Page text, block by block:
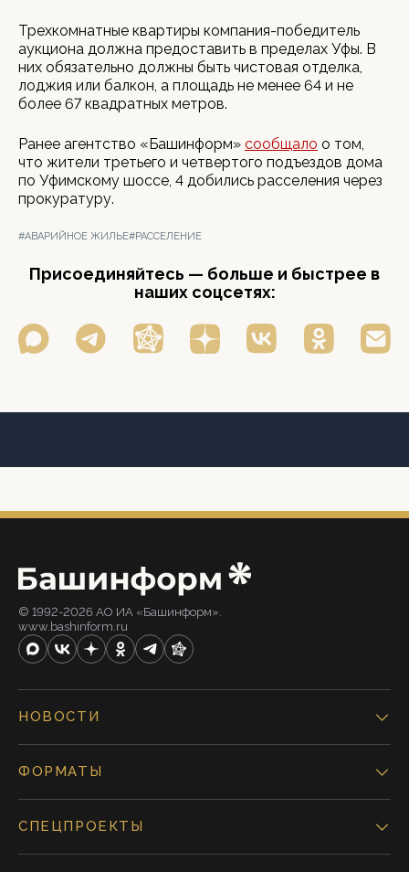
Трехкомнатные квартиры компания-победитель
аукциона должна предоставить в пределах Уфы. В
них обязательно должны быть чистовая отделка,
лоджия или балкон, а площадь не менее 64 и не
более 67 квадратных метров.
Ранее агентство «Башинформ» сообщало о том,
что жители третьего и четвертого подъездов дома
по Уфимскому шоссе, 4 добились расселения через
прокуратуру.
#АВАРИЙНОЕ ЖИЛЬЕ#РАССЕЛЕНИЕ
Присоединяйтесь — больше и быстрее в
наших соцсетях:
© 1992-2026 АО ИА «Башинформ».
www.bashinform.ru
НОВОСТИ
ФОРМАТЫ
СПЕЦПРОЕКТЫ